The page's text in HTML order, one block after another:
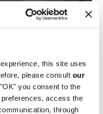
this site uses
please consult our
you consent to the
access the
through